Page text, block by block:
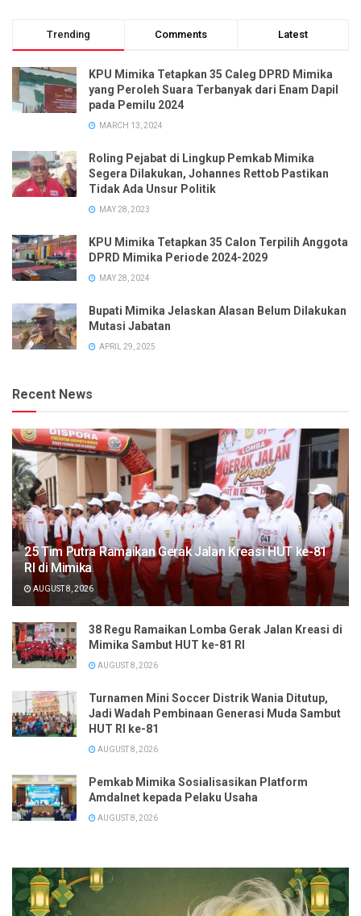
Trending Comments Latest
KPU Mimika Tetapkan 35 Caleg DPRD Mimika
yang Peroleh Suara Terbanyak dari Enam Dapil
pada Pemilu 2024
MARCH 13, 2024
Roling Pejabat di Lingkup Pemkab Mimika
Segera Dilakukan, Johannes Rettob Pastikan
Tidak Ada Unsur Politik
MAY 28, 2023
KPU Mimika Tetapkan 35 Calon Terpilih Anggota
DPRD Mimika Periode 2024-2029
MAY 28, 2024
Bupati Mimika Jelaskan Alasan Belum Dilakukan
Mutasi Jabatan
APRIL 29, 2025
Recent News
25 Tim Putra Ramaikan Gerak Jalan Kreasi HUT ke-81
RI di Mimika
AUGUST 8, 2026
38 Regu Ramaikan Lomba Gerak Jalan Kreasi di
Mimika Sambut HUT ke-81 RI
AUGUST 8, 2026
Turnamen Mini Soccer Distrik Wania Ditutup,
Jadi Wadah Pembinaan Generasi Muda Sambut
HUT RI ke-81
AUGUST 8, 2026
Pemkab Mimika Sosialisasikan Platform
Amdalnet kepada Pelaku Usaha
AUGUST 8, 2026